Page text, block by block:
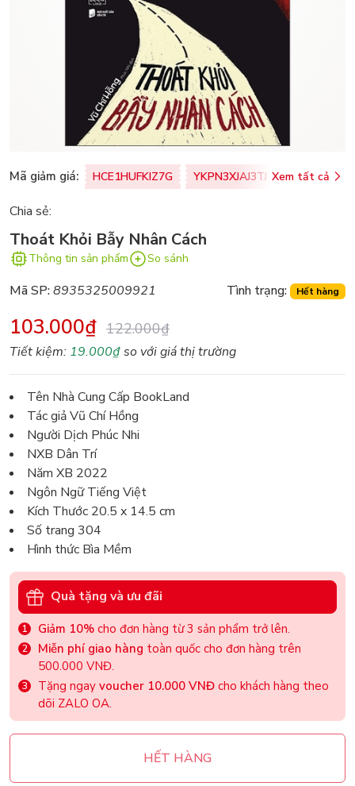
Mã giảm giá: HCE1HUFKIZ7G YKPN3XJAJ3TJ Xem tất cả
Chia sẻ:
Thoát Khỏi Bẫy Nhân Cách
Thông tin sản phẩm So sánh
Mã SP:8935325009921 Tình trạng: Hết hàng
103.000₫ 122.000₫
Tiết kiệm: 19.000₫so với giá thị trường
Tên Nhà Cung Cấp BookLand
Tác giả Vũ Chí Hồng
Người Dịch Phúc Nhi
NXB Dân Trí
Năm XB 2022
Ngôn Ngữ Tiếng Việt
Kích Thước 20.5 x 14.5 cm
Số trang 304
Hình thức Bìa Mềm
Quà tặng và ưu đãi
Giảm 10% cho đơn hàng từ 3 sản phẩm trở lên.
Miễn phí giao hàng toàn quốc cho đơn hàng trên
500.000 VNĐ.
Tặng ngay voucher 10.000 VNĐ cho khách hàng theo
dõi ZALO OA.
HẾT HÀNG